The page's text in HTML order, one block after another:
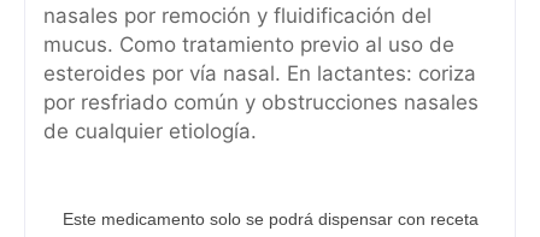
nasales por remoción y fluidificación del
mucus. Como tratamiento previo al uso de
esteroides por vía nasal. En lactantes: coriza
por resfriado común y obstrucciones nasales
de cualquier etiología.
Este medicamento solo se podrá dispensar con receta